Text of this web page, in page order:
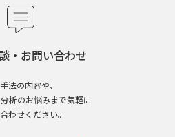
・お問い合わせ
法の内容や、
析のお悩みまで気軽に
わせください。